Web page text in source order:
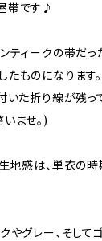
帯です♪
ティークの帯だっ
ものになります。
た折り線が残っ
ませ。)
地感は、単衣の
やグレー、そし